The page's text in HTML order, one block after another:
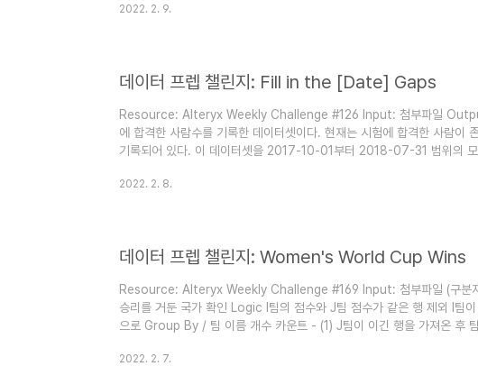
터링 Alteryx Tableau Prep
2022. 2. 9.
데이터 프렙 챌린지: Fill in the [Date] Gaps
Resource: Alteryx Weekly Challenge #126 Input: 첨부파일
에 합격한 사람수를 기록한 데이터셋이다. 현재는 시험에 합격한 사람이
기록되어 있다. 이 데이터셋을 2017-10-01부터 2018-07-31 범위의 모
생성 국가 정보를 결합하여 (국가개수) x (일수)로 행의 개수 뻥튀기 뻥튀
2022. 2. 8.
데이터 프렙 챌린지: Women's World Cup Wins
Resource: Alteryx Weekly Challenge #169 Input: 첨부파일 (구
승리를 거둔 국가 확인 Logic I팀의 점수와 J팀 점수가 같은 행 제외 I팀
으로 Group By / 팀 이름 개수 카운트 - (1) J팀이 이긴 행을 가져온 후
렬 후 1행만 필터링 Alteryx Tableau Prep
2022. 2. 7.